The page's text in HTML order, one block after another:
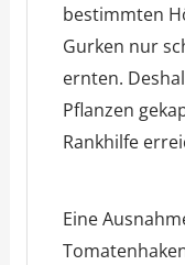
bestimmten
Gurken nur
ernten.
Pflanzen
Rankhilfe
Eine